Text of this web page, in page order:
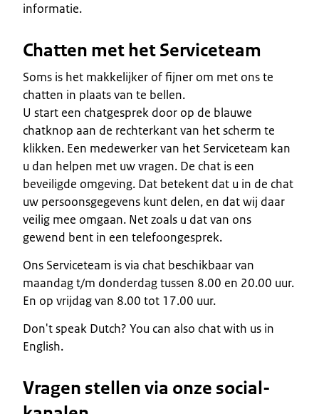
informatie.
Chatten met het Serviceteam
Soms is het makkelijker of fijner om met ons te
chatten in plaats van te bellen.
U start een chatgesprek door op de blauwe
chatknop aan de rechterkant van het scherm te
klikken. Een medewerker van het Serviceteam kan
u dan helpen met uw vragen. De chat is een
beveiligde omgeving. Dat betekent dat u in de chat
uw persoonsgegevens kunt delen, en dat wij daar
veilig mee omgaan. Net zoals u dat van ons
gewend bent in een telefoongesprek.
Ons Serviceteam is via chat beschikbaar van
maandag t/m donderdag tussen 8.00 en 20.00 uur.
En op vrijdag van 8.00 tot 17.00 uur.
Don't speak Dutch? You can also chat with us in
English.
Vragen stellen via onze social-